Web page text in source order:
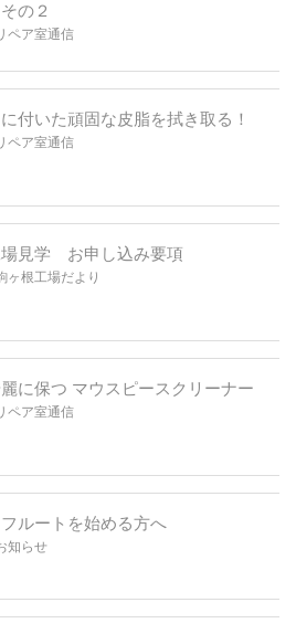
の２
ペア室通信
付いた頑固な皮脂を拭き取る！
ペア室通信
場見学 お申し込み要項
ヶ根工場だより
に保つ マウスピースクリーナー
ペア室通信
ルートを始める方へ
知らせ